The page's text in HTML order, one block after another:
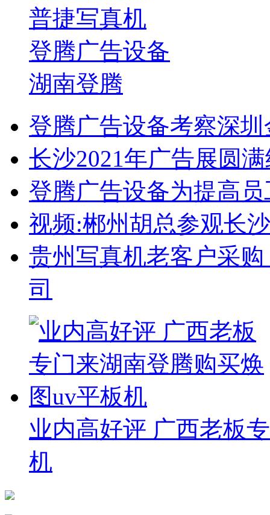
普捷写真机
登腾广告设备
湖南登腾
登腾广告设备考察深
长沙2021年广告展圆
登腾广告设备为提高
视频:郴州胡总参观长
贵州写真机老客户采
司
业内高好评 广西老板
机